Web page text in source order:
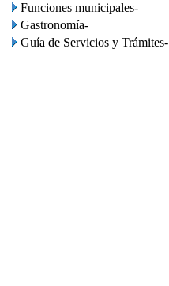
Funciones municipales-
Gastronomía-
Guía de Servicios y Trámites-